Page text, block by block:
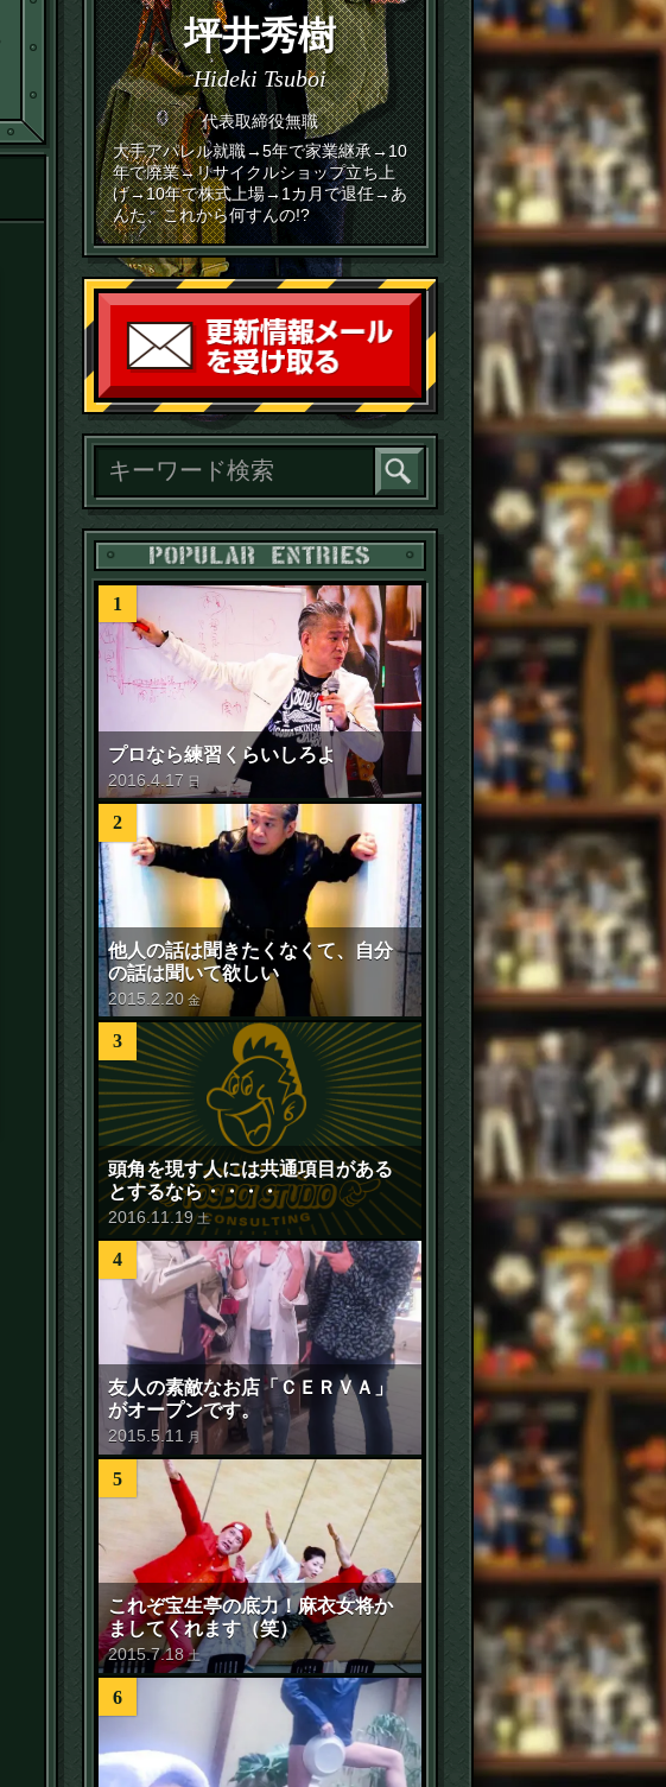
坪井秀樹
Hideki Tsuboi
代表取締役無職
大手アパレル就職→5年で家業継承→10
年で廃業→リサイクルショップ立ち上
げ→10年で株式上場→1カ月で退任→あ
んた、これから何すんの!?
読者登録
POPULAR ENTRIES
1
プロなら練習くらいしろよ
2016 .4.17 日
2
他人の話は聞きたくなくて、自分
の話は聞いて欲しい
2015 2 20 金
3
頭角を現す人には共通項目がある
とするなら・・・・
2016.11.19 土
4
友人の素敵なお店「ＣＥＲＶＡ」
がオープンです。
2015 5.11 月
5
これぞ宝生亭の底力！麻衣女将か
ましてくれます（笑）
2015.7.18 土
6